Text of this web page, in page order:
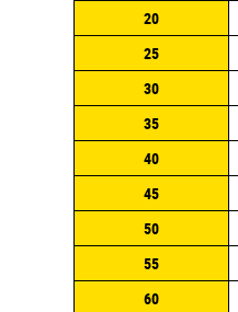
20
25
30
35
40
45
50
55
60